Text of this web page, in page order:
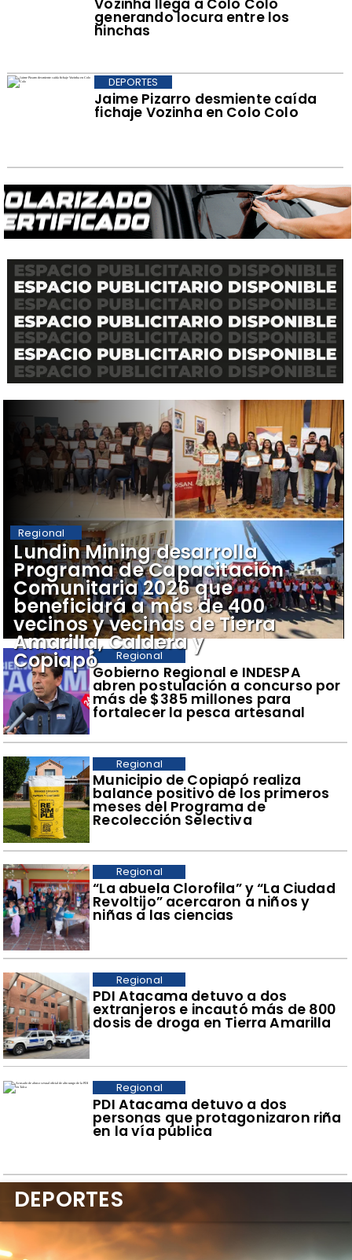
Vozinha llega a Colo Colo
generando locura entre los
hinchas
Jaime Pizarro desmiente caída
fichaje Vozinha en Colo Colo
DEPORTES
​Gobierno Regional e INDESPA
abren postulación a concurso por
más de $385 millones para
fortalecer la pesca artesanal
Regional
​Municipio de Copiapó realiza
balance positivo de los primeros
meses del Programa de
Recolección Selectiva
Regional
​“La abuela Clorofila” y “La Ciudad
Revoltijo” acercaron a niños y
niñas a las ciencias
Regional
​PDI Atacama detuvo a dos
extranjeros e incautó más de 800
dosis de droga en Tierra Amarilla
Regional
PDI Atacama detuvo a dos
personas que protagonizaron riña
en la vía pública
Regional
​Lundin Mining desarrolla
Programa de Capacitación
Comunitaria 2026 que
beneficiará a más de 400
vecinos y vecinas de Tierra
Amarilla, Caldera y
Copiapó
Regional
DEPORTES